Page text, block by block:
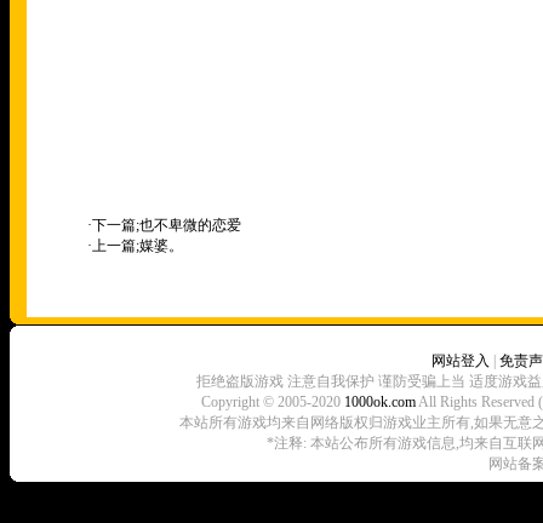
·下一篇;也不卑微的恋爱
·上一篇;媒婆。
网站登入
免责
拒绝盗版游戏 注意自我保护 谨防受骗上当 适度游戏
Copyright © 2005-2020 1000ok.comAll Rights
本站所有游戏均来自网络版权归游戏业主所有,如果无意
*注释: 本站公布所有游戏信息,均来自互联
网站备